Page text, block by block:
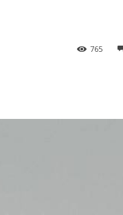
765